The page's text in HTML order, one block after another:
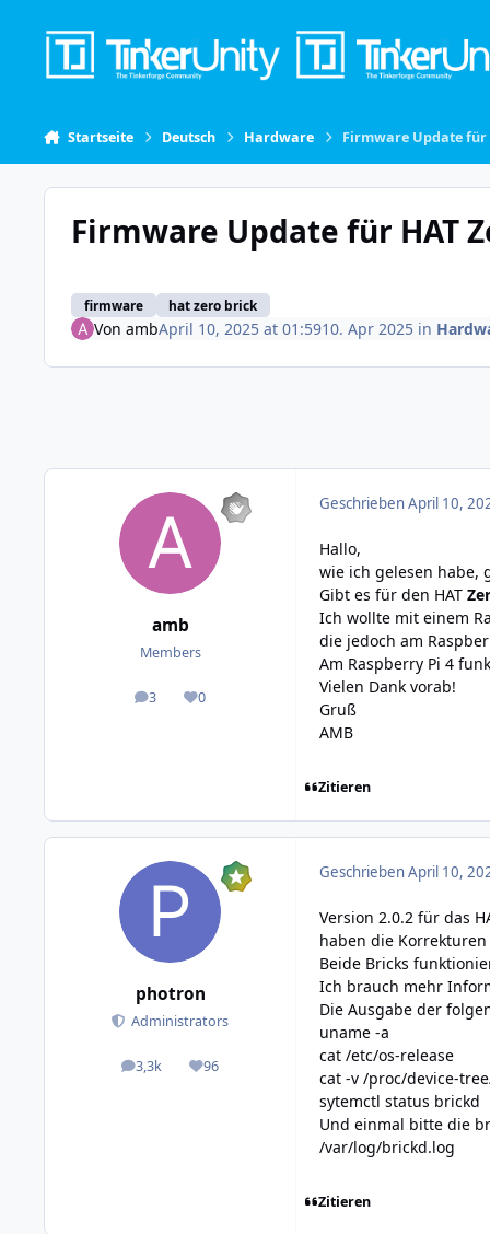
Startseite Deutsch Hardware Firmware Update für
Firmware Update für HAT
firmware hat zero brick
Von ambApril 10, 2025 at 01:5910. Apr 2025in
amb
Members
3
posts 0
Reputation
GeschriebenApril 10,
Hallo,
wie ich gelesen habe,
Gibt es für den HAT
Ich wollte mit einem
die jedoch am
Am Raspberry Pi 4
Vielen Dank vorab!
Gruß
AMB
Zitieren
photron
Administrators
3,3k
posts 96
Reputation
GeschriebenApril 10,
Version 2.0.2 für das
haben die
Beide Bricks
Ich brauch mehr
Die Ausgabe der
uname -a
cat /etc/os-release
cat -v /proc/device-
sytemctl status brickd
Und einmal bitte die
/var/log/brickd.log
Zitieren